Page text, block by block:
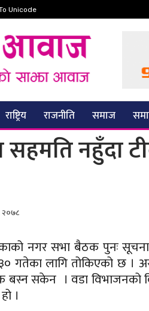
Unicode
राष्ट्रिय राजनीति समाज
सहमति नहुँदा
नगर सभा बैठक पुनः
गतेका लागि तोकिएको छ ।
बस्न सकेन । वडा
।